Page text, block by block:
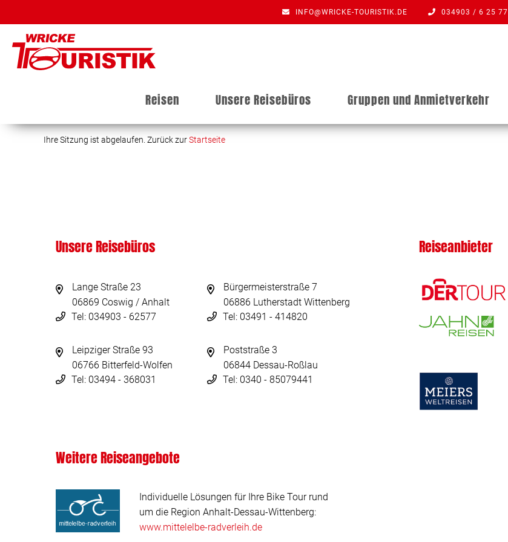
INFO@WRICKE-TOURISTIK.DE 034903 / 6 25 77
Reisen Unsere Reisebüros Gruppen und Anmietverkehr
Ihre Sitzung ist abgelaufen. Zurück zurStartseite
Unsere Reisebüros
Lange Straße 23
06869 Coswig / Anhalt
Tel: 034903 - 62577
Bürgermeisterstraße 7
06886 Lutherstadt Wittenberg
Tel: 03491 - 414820
Leipziger Straße 93
06766 Bitterfeld-Wolfen
Tel: 03494 - 368031
Poststraße 3
06844 Dessau-Roßlau
Tel: 0340 - 85079441
Reiseanbieter
Weitere Reiseangebote
Individuelle Lösungen für Ihre Bike Tour rund
um die Region Anhalt-Dessau-Wittenberg:
www.mittelelbe-radverleih.de